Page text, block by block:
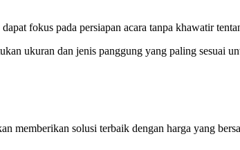
fokus pada persiapan acara tanpa khawatir
ukuran dan jenis panggung yang paling sesuai
memberikan solusi terbaik dengan harga yang